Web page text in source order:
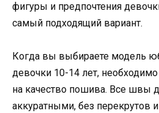
фигуры и предпочтения
самый подходящий вариант.
Когда вы выбираете модель
девочки 10-14 лет,
на качество пошива. Все швы
аккуратными, без перекрутов